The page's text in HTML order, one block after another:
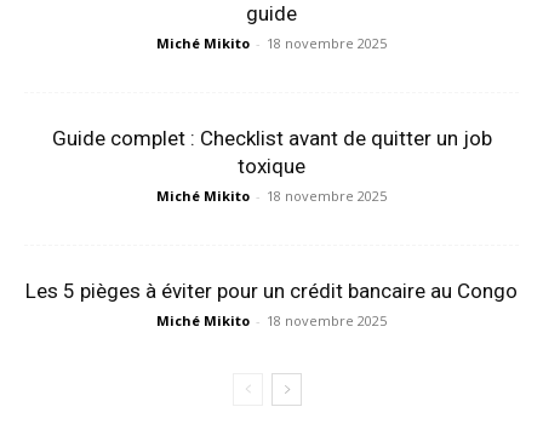
guide
Miché Mikito - 18 novembre 2025
Guide complet : Checklist avant de quitter un job
toxique
Miché Mikito - 18 novembre 2025
Les 5 pièges à éviter pour un crédit bancaire au Congo
Miché Mikito - 18 novembre 2025